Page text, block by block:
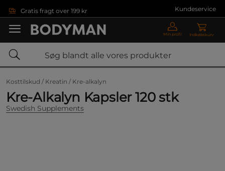
Gratis fragt over 199 kr Kundeservice
Min profil Indkøbskurv
Kosttilskud / Kreatin / Kre-alkalyn
Kre-Alkalyn Kapsler 120 stk
Swedish Supplements